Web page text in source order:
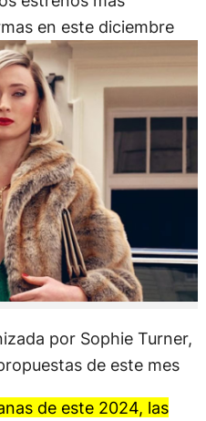
en este diciembre
por Sophie Turner,
de este mes
de este 2024, las